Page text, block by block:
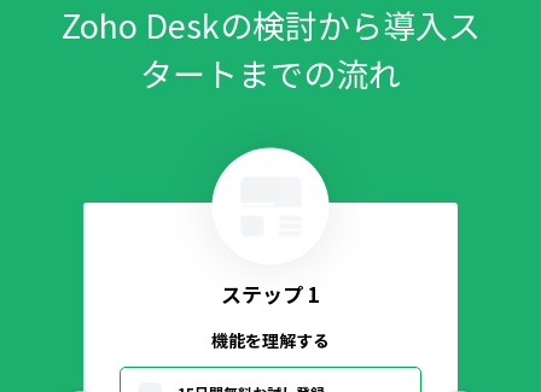
Zoho Deskの検討から導入ス
タートまでの流れ
ステップ 1
機能を理解する